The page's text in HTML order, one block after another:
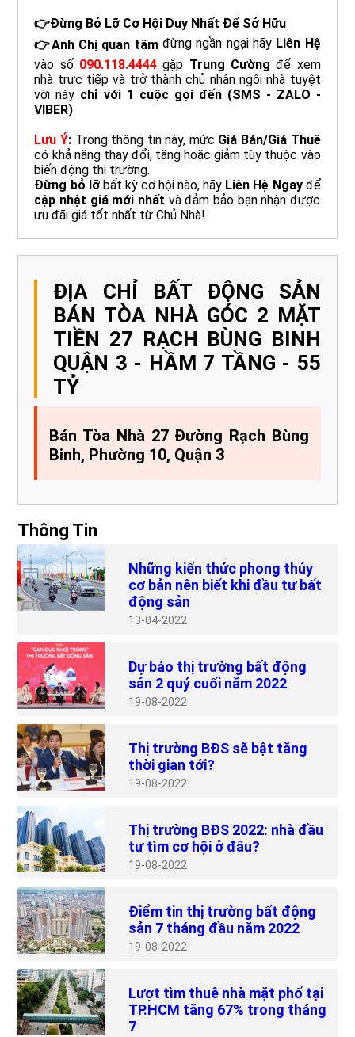
👉Đừng Bỏ Lỡ Cơ Hội Duy Nhất Để Sở Hữu
👉Anh Chị quan tâmđừng ngần ngại hãy Liên Hệ
vào số 090.118.4444gặp Trung Cường để xem
nhà trực tiếp và trở thành chủ nhân ngôi nhà tuyệt
vời này chỉ với 1 cuộc gọi đến (SMS - ZALO -
VIBER)
Lưu Ý: Trong thông tin này, mức Giá Bán/Giá Thuê
có khả năng thay đổi, tăng hoặc giảm tùy thuộc vào
biến động thị trường.
Đừng bỏ lỡbất kỳ cơ hội nào, hãy Liên Hệ Ngayđể
cập nhật giá mới nhất và đảm bảo bạn nhận được
ưu đãi giá tốt nhất từ Chủ Nhà!
ĐỊA CHỈ BẤT ĐỘNG SẢN
BÁN TÒA NHÀ GÓC 2 MẶT
TIỀN 27 RẠCH BÙNG BINH
QUẬN 3 - HẦM 7 TẦNG - 55
TỶ
Bán Tòa Nhà 27 Đường Rạch Bùng
Binh, Phường 10, Quận 3
Thông Tin
Những kiến thức phong thủy
cơ bản nên biết khi đầu tư bất
động sản
13 04-2022
Dự báo thị trường bất động
sản 2 quý cuối năm 2022
19 08-2022
Thị trường BĐS sẽ bật tăng
thời gian tới?
19 08-2022
Thị trường BĐS 2022: nhà đầu
tư tìm cơ hội ở đâu?
19 08-2022
Điểm tin thị trường bất động
sản 7 tháng đầu năm 2022
19 08-2022
Lượt tìm thuê nhà mặt phố tại
TP.HCM tăng 67% trong tháng
7